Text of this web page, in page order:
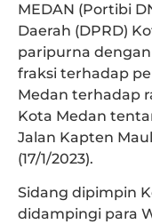
MEDAN (Portibi
Daerah (DPRD)
paripurna
fraksi terhadap
Medan terhadap
Kota Medan
Jalan Kapten
(17/1/2023).
Sidang dipimpin
didampingi para